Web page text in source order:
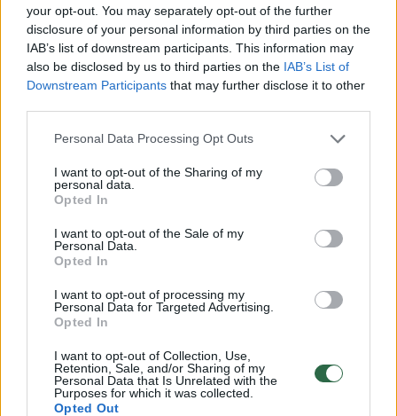
your opt-out. You may separately opt-out of the further
disclosure of your personal information by third parties on the
IAB’s list of downstream participants. This information may
also be disclosed by us to third parties on the IAB’s List of
Downstream Participants that may further disclose it to other
Personal Data Processing Opt Outs
I want to opt-out of the Sharing of my
personal data.
Opted In
I want to opt-out of the Sale of my
Personal Data.
Opted In
I want to opt-out of processing my
Personal Data for Targeted Advertising.
Opted In
I want to opt-out of Collection, Use,
Retention, Sale, and/or Sharing of my
Personal Data that Is Unrelated with the
Purposes for which it was collected.
Opted Out
Pamatykite filmuotą medžiagą: ištrauktas
į tvenkinį įskriejęs automobilis
Atvažiavę medikai moteriai padėti jau
nebegalėjo, buvo konstatuota jos mirtis.
Medikai apie rastą jauno moters kūną